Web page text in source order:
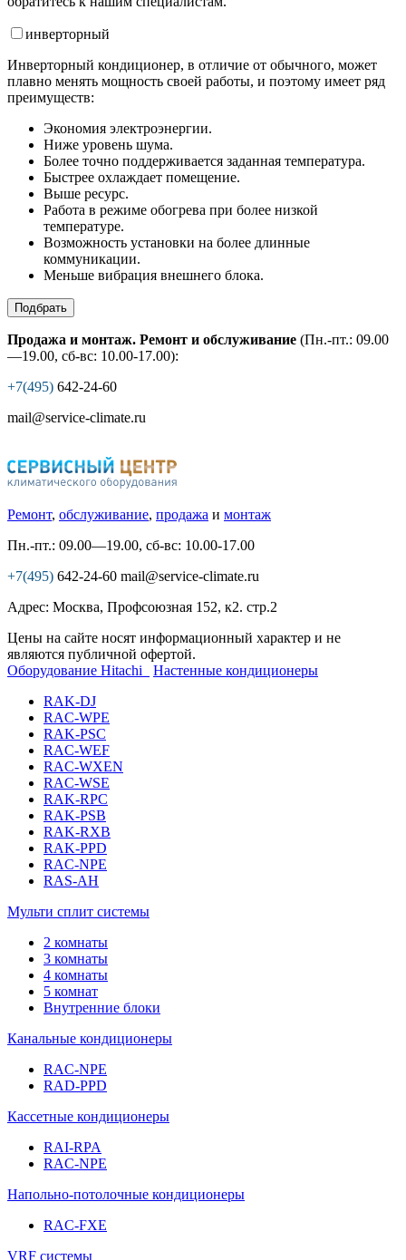
инверторный
Инверторный кондиционер, в отличие от обычного, может
плавно менять мощность своей работы, и поэтому имеет ряд
преимуществ:
Экономия электроэнергии.
Ниже уровень шума.
Более точно поддерживается заданная температура.
Быстрее охлаждает помещение.
Выше ресурс.
Работа в режиме обогрева при более низкой
температуре.
Возможность установки на более длинные
коммуникации.
Меньше вибрация внешнего блока.
Подбрать
Продажа и монтаж. Ремонт и обслуживание (Пн.-пт.: 09.00
—19.00, сб-вс: 10.00-17.00):
+7(495) 642-24-60
mail@service-climate.ru
Ремонт, обслуживание, продажа и монтаж
Пн.-пт.: 09.00—19.00, сб-вс: 10.00-17.00
+7(495) 642-24-60 mail@service-climate.ru
Адрес: Москва, Профсоюзная 152, к2. стр.2
Цены на сайте носят информационный характер и не
являются публичной офертой.
Оборудование Hitachi
Настенные кондиционеры
RAK-DJ
RAC-WPE
RAK-PSC
RAC-WEF
RAC-WXEN
RAC-WSE
RAK-RPC
RAK-PSB
RAK-RXB
RAK-PPD
RAC-NPE
RAS-AH
Мульти сплит системы
2 комнаты
3 комнаты
4 комнаты
5 комнат
Внутренние блоки
Канальные кондиционеры
RAC-NPE
RAD-PPD
Кассетные кондиционеры
RAI-RPA
RAC-NPE
Напольно-потолочные кондиционеры
RAC-FXE
VRF системы